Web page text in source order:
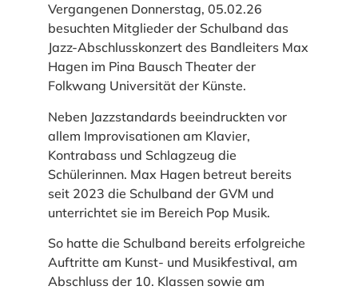
Vergangenen Donnerstag, 05.02.26
besuchten Mitglieder der Schulband das
Jazz-Abschlusskonzert des Bandleiters Max
Hagen im Pina Bausch Theater der
Folkwang Universität der Künste.
Neben Jazzstandards beeindruckten vor
allem Improvisationen am Klavier,
Kontrabass und Schlagzeug die
Schülerinnen. Max Hagen betreut bereits
seit 2023 die Schulband der GVM und
unterrichtet sie im Bereich Pop Musik.
So hatte die Schulband bereits erfolgreiche
Auftritte am Kunst- und Musikfestival, am
Abschluss der 10. Klassen sowie am